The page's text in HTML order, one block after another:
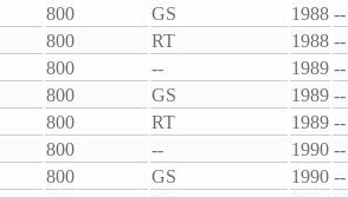
800 GS 1988 --
800 RT 1988 --
800 -- 1989 --
800 GS 1989 --
800 RT 1989 --
800 -- 1990 --
800 GS 1990 --